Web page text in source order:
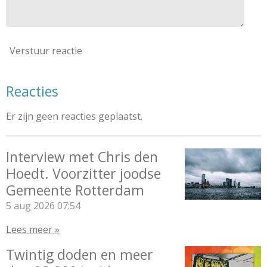
Verstuur reactie
Reacties
Er zijn geen reacties geplaatst.
Interview met Chris den
Hoedt. Voorzitter joodse
Gemeente Rotterdam
5 aug 2026 07:54
Lees meer »
Twintig doden en meer